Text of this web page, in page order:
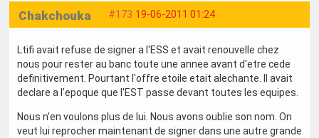
#173 19-06-2011 01:24
Chakchouka
Ltifi avait refuse de signer a l'ESS et avait renouvelle chez
nous pour rester au banc toute une annee avant d'etre cede
definitivement. Pourtant l'offre etoile etait alechante. Il avait
declare a l'epoque que l'EST passe devant toutes les equipes.
Nous n'en voulons plus de lui. Nous avons oublie son nom. On
veut lui reprocher maintenant de signer dans une autre grande